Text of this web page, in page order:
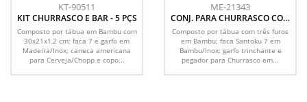
KT-90511
KIT CHURRASCO E BAR - 5 PÇS
Composto por tábua em Bambu com
30x21x1,2 cm; faca 7 e garfo em
Madeira/Inox; caneca americana
para Cerveja/Chopp e copo...
ME-21343
CONJ. PARA CHURRASCO COM
AVENTAL - 5 PÇS
Composto por tábua com três furos
em Bambu; faca Santoku 7 em
Bambu/Inox; garfo trinchante e
pegador para Churrasco em...